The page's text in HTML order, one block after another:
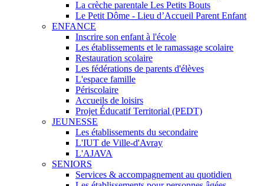
La crèche parentale Les Petits Bouts
Le Petit Dôme - Lieu d’Accueil Parent Enfant
ENFANCE
Inscrire son enfant à l'école
Les établissements et le ramassage scolaire
Restauration scolaire
Les fédérations de parents d'élèves
L'espace famille
Périscolaire
Accueils de loisirs
Projet Éducatif Territorial (PEDT)
JEUNESSE
Les établissements du secondaire
L'IUT de Ville-d'Avray
L'AJAVA
SENIORS
Services & accompagnement au quotidien